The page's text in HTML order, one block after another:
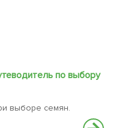
по выбору
выборе семян.